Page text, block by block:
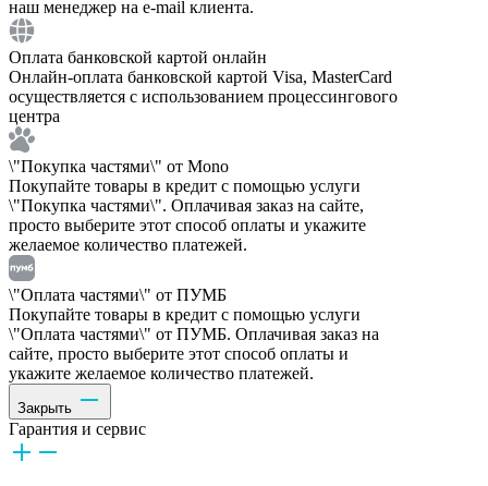
наш менеджер на e-mail клиента.
Оплата банковской картой онлайн
Онлайн-оплата банковской картой Visa, MasterCard
осуществляется с использованием процессингового
центра
\"Покупка частями\" от Mono
Покупайте товары в кредит с помощью услуги
\"Покупка частями\". Оплачивая заказ на сайте,
просто выберите этот способ оплаты и укажите
желаемое количество платежей.
\"Оплата частями\" от ПУМБ
Покупайте товары в кредит с помощью услуги
\"Оплата частями\" от ПУМБ. Оплачивая заказ на
сайте, просто выберите этот способ оплаты и
укажите желаемое количество платежей.
Закрыть
Гарантия и сервис